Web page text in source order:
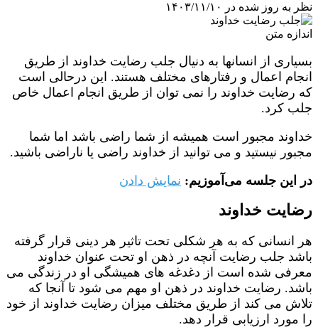
نظر به روز شده در ۱۴۰۳/۱۱/۱۰
اندازه متن
بسیاری از انسانها به دنیال جلب رضایت خداوند از طریق
انجام اعمال و رفتارهای مختلف هستند. این درحالی است
که رضایت خداوند را نمی توان از طریق انجام اعمال خاص
جلب کرد.
خداوند مجبور است همیشه از شما راضی باشد اما شما
مجبور نیستید و می توانید از خداوند راضی یا ناراضی باشید.
در این جلسه می‌آموزیم: نمایش دادن
رضایت خداوند
هر انسانی که به هر شکلی تحت تاثیر هر دینی قرار گرفته
باشد جلب رضایت آنچه در ذهن او تحت عنوان خداوند
معرفی شده است از دغدغه های همیشگی او در زندگی می
باشد. رضایت خداوند در ذهن او مهم می شود تا آنجا که
تلاش می کند از طریق مختلف میزان رضایت خداوند از خود
را مورد ارزیابی قرار دهد.